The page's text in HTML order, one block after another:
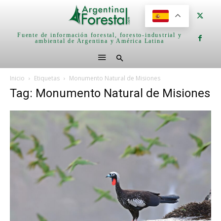
Fuente de información forestal, foresto-industrial y
ambiental de Argentina y América Latina
Inicio Etiquetas Monumento Natural de Misiones
Tag: Monumento Natural de Misiones